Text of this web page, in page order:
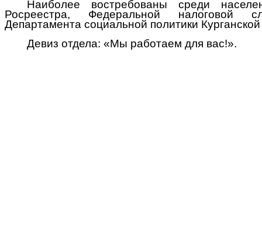
Наиболее востребованы среди
Росреестра, Федеральной
Департамента социальной политики
Девиз отдела: «Мы работаем для вас!».